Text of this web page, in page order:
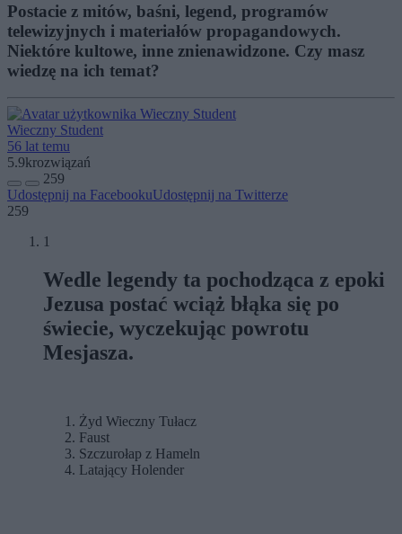
Postacie z mitów, baśni, legend, programów
telewizyjnych i materiałów propagandowych.
Niektóre kultowe, inne znienawidzone. Czy masz
wiedzę na ich temat?
Wieczny Student
56 lat temu
5.9krozwiązań
259
Udostępnij na FacebookuUdostępnij na Twitterze
259
1
Wedle legendy ta pochodząca z epoki
Jezusa postać wciąż błąka się po
świecie, wyczekując powrotu
Mesjasza.
Żyd Wieczny Tułacz
Faust
Szczurołap z Hameln
Latający Holender